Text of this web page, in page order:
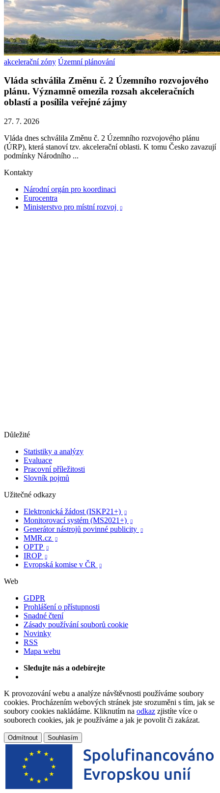
akcelerační zóny Územní plánování
Vláda schválila Změnu č. 2 Územního rozvojového
plánu. Významně omezila rozsah akceleračních
oblastí a posílila veřejné zájmy
27. 7. 2026
Vláda dnes schválila Změnu č. 2 Územního rozvojového plánu
(ÚRP), která stanoví tzv. akcelerační oblasti. K tomu Česko zavazují
podmínky Národního ...
Kontakty
Národní orgán pro koordinaci
Eurocentra
Ministerstvo pro místní rozvoj

Důležité
Statistiky a analýzy
Evaluace
Pracovní příležitosti
Slovník pojmů
Užitečné odkazy
Elektronická žádost (ISKP21+)

Monitorovací systém (MS2021+) 
Generátor nástrojů povinné publicity 
MMR.cz 
OPTP 
IROP 
Evropská komise v ČR 
Web
GDPR
Prohlášení o přístupnosti
Snadné čtení
Zásady používání souborů cookie
Novinky
RSS
Mapa webu
Sledujte nás a odebírejte
K provozování webu a analýze návštěvnosti používáme soubory
cookies. Procházením webových stránek jste srozuměni s tím, jak se
soubory cookies nakládáme. Kliknutím na odkaz zjistíte více o
souborech cookies, jak je používáme a jak je povolit či zakázat.
Odmítnout Souhlasím